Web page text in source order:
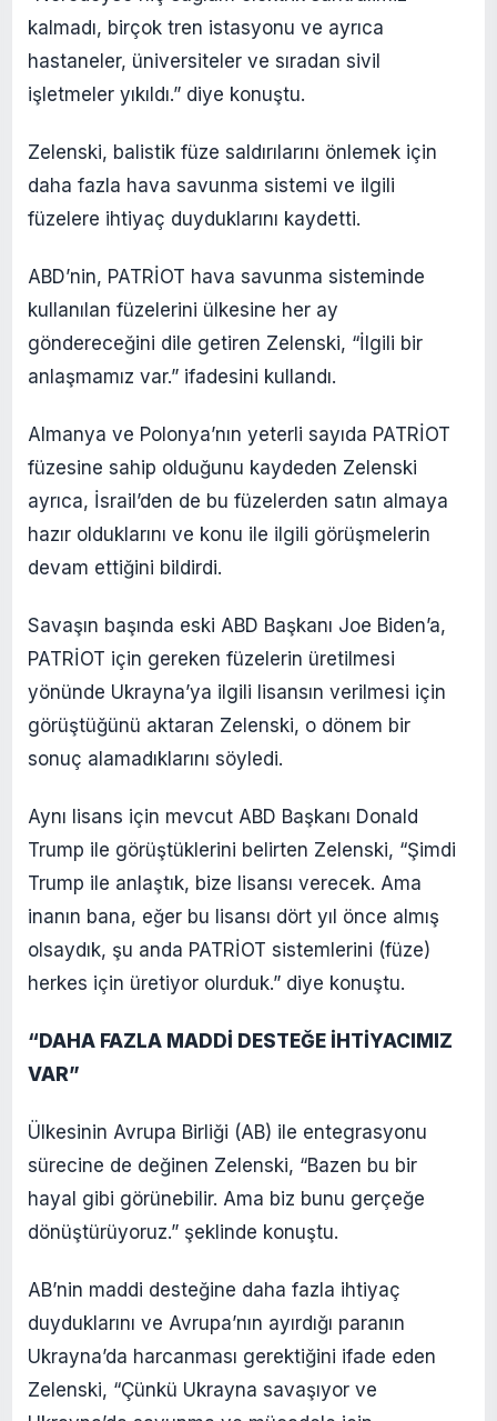
kalmadı, birçok tren istasyonu ve ayrıca
hastaneler, üniversiteler ve sıradan sivil
işletmeler yıkıldı.” diye konuştu.
Zelenski, balistik füze saldırılarını önlemek için
daha fazla hava savunma sistemi ve ilgili
füzelere ihtiyaç duyduklarını kaydetti.
ABD’nin, PATRİOT hava savunma sisteminde
kullanılan füzelerini ülkesine her ay
göndereceğini dile getiren Zelenski, “İlgili bir
anlaşmamız var.” ifadesini kullandı.
Almanya ve Polonya’nın yeterli sayıda PATRİOT
füzesine sahip olduğunu kaydeden Zelenski
ayrıca, İsrail’den de bu füzelerden satın almaya
hazır olduklarını ve konu ile ilgili görüşmelerin
devam ettiğini bildirdi.
Savaşın başında eski ABD Başkanı Joe Biden’a,
PATRİOT için gereken füzelerin üretilmesi
yönünde Ukrayna’ya ilgili lisansın verilmesi için
görüştüğünü aktaran Zelenski, o dönem bir
sonuç alamadıklarını söyledi.
Aynı lisans için mevcut ABD Başkanı Donald
Trump ile görüştüklerini belirten Zelenski, “Şimdi
Trump ile anlaştık, bize lisansı verecek. Ama
inanın bana, eğer bu lisansı dört yıl önce almış
olsaydık, şu anda PATRİOT sistemlerini (füze)
herkes için üretiyor olurduk.” diye konuştu.
“DAHA FAZLA MADDİ DESTEĞE İHTİYACIMIZ
VAR”
Ülkesinin Avrupa Birliği (AB) ile entegrasyonu
sürecine de değinen Zelenski, “Bazen bu bir
hayal gibi görünebilir. Ama biz bunu gerçeğe
dönüştürüyoruz.” şeklinde konuştu.
AB’nin maddi desteğine daha fazla ihtiyaç
duyduklarını ve Avrupa’nın ayırdığı paranın
Ukrayna’da harcanması gerektiğini ifade eden
Zelenski, “Çünkü Ukrayna savaşıyor ve